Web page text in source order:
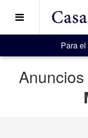
Para